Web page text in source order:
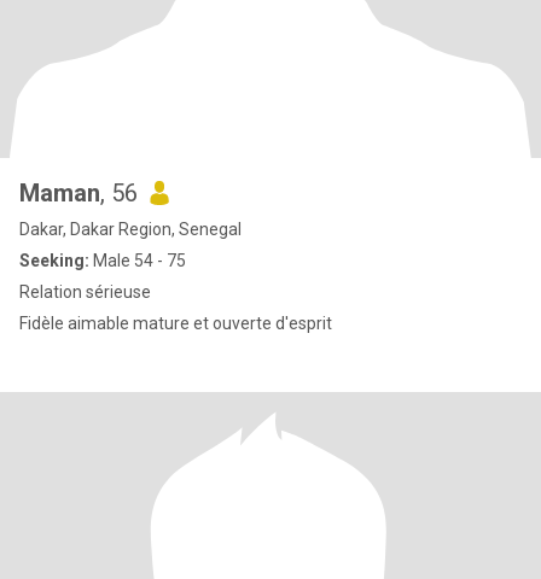
Maman, 56
Dakar, Dakar Region, Senegal
Seeking: Male 54 - 75
Relation sérieuse
Fidèle aimable mature et ouverte d'esprit